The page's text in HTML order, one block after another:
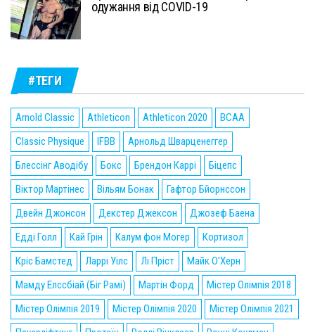
одужання від COVID-19
#ТЕГИ
Arnold Classic Athleticon Athleticon 2020
BCAA
Classic Physique
IFBB
Арнольд Шварценеггер
Блессінг Аводібу
Бокс Брендон Каррі
Біцепс
Віктор Мартінес
Вільям Бонак
Гафтор Бйорнссон
Двейн Джонсон
Декстер Джексон
Джозеф Баена
Едді Голл
Кай Грін Калум фон Могер
Кортизол
Кріс Бамстед
Ларрі Уілс Лі Пріст
Майк О'Херн
Мамду Елссбіай (Біг Рамі)
Мартін Форд
Містер Олімпія 2018
Містер Олімпія 2019
Містер Олімпія 2020
Містер Олімпія 2021